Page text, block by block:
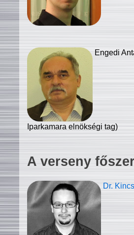
Engedi
Iparkamara elnökségi tag)
A verseny
Dr.